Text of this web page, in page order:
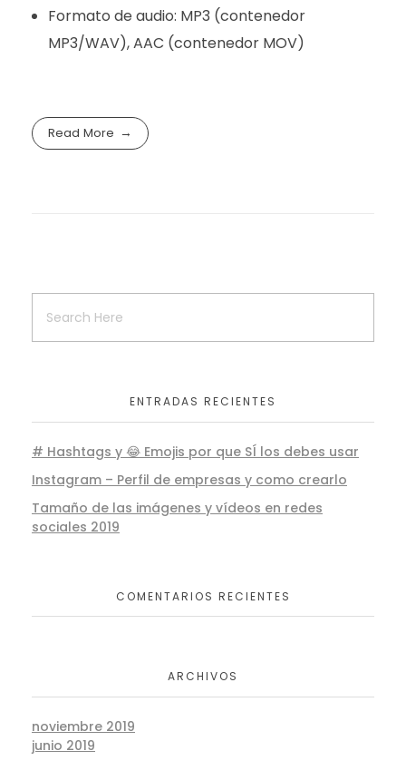
Formato de audio: MP3 (contenedor
MP3/WAV), AAC (contenedor MOV)
Read More
ENTRADAS RECIENTES
# Hashtags y 😂 Emojis por que SÍ los debes usar
Instagram – Perfil de empresas y como crearlo
Tamaño de las imágenes y vídeos en redes
sociales 2019
COMENTARIOS RECIENTES
ARCHIVOS
noviembre 2019
junio 2019